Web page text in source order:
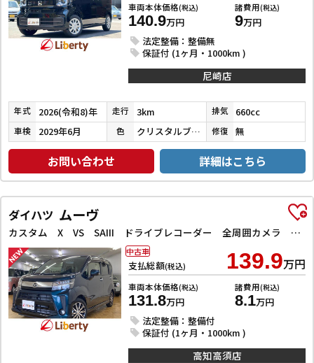
車両本体価格(税込)
140.9万円
諸費用(税込)
9万円
法定整備：整備無
保証付 (1ヶ月・1000km )
尼崎店
年式 2026(令和8)年 走行 3km 排気 660cc
車検 2029年6月 色 クリスタルブラックパール 修復 無
お問い合わせ 詳細はこちら
ダイハツ ムーヴ
カスタム X VS SAIII ドライブレコーダー 全周囲カメラ ナビ TV クリアランスソナー 衝突被害軽減システム オートマチックハイビーム オートライト LEDヘッドランプ スマートキー アイドリングストップ 電動格納ミラー
支払総額(税込) 139.9万円
車両本体価格(税込)
131.8万円
諸費用(税込)
8.1万円
法定整備：整備付
保証付 (1ヶ月・1000km )
中古車
高知高須店